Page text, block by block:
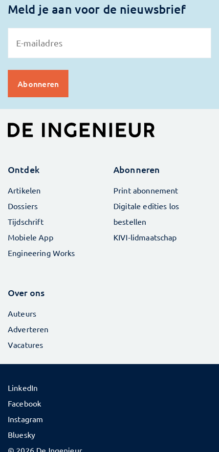
Meld je aan voor de nieuwsbrief
Ontdek
Artikelen
Dossiers
Tijdschrift
Mobiele App
Engineering Works
Abonneren
Print abonnement
Digitale edities los
bestellen
KIVI-lidmaatschap
Over ons
Auteurs
Adverteren
Vacatures
© 2026 De Ingenieur
LinkedIn
Facebook
Instagram
Bluesky